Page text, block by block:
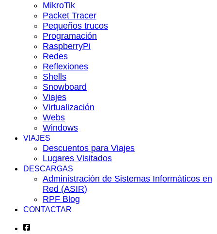
MikroTik
Packet Tracer
Pequeños trucos
Programación
RaspberryPi
Redes
Reflexiones
Shells
Snowboard
Viajes
Virtualización
Webs
Windows
VIAJES
Descuentos para Viajes
Lugares Visitados
DESCARGAS
Administración de Sistemas Informáticos en
Red (ASIR)
RPF Blog
CONTACTAR